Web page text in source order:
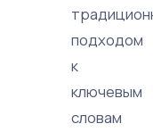
подходом
к
ключевым
словам